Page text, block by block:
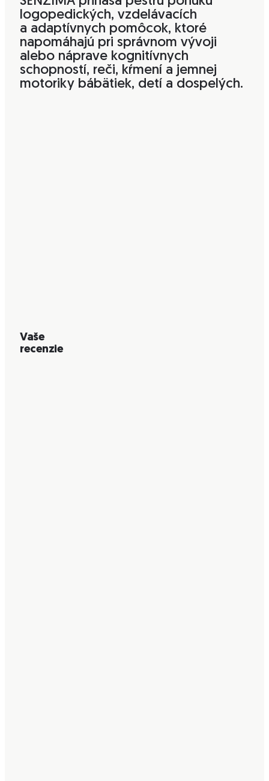
logopedických, vzdelávacích
a adaptívnych pomôcok, ktoré
napomáhajú pri správnom vývoji
alebo náprave kognitívnych
schopností, reči, kŕmení a jemnej
motoriky bábätiek, detí a dospelých.
Vaše
recenzie